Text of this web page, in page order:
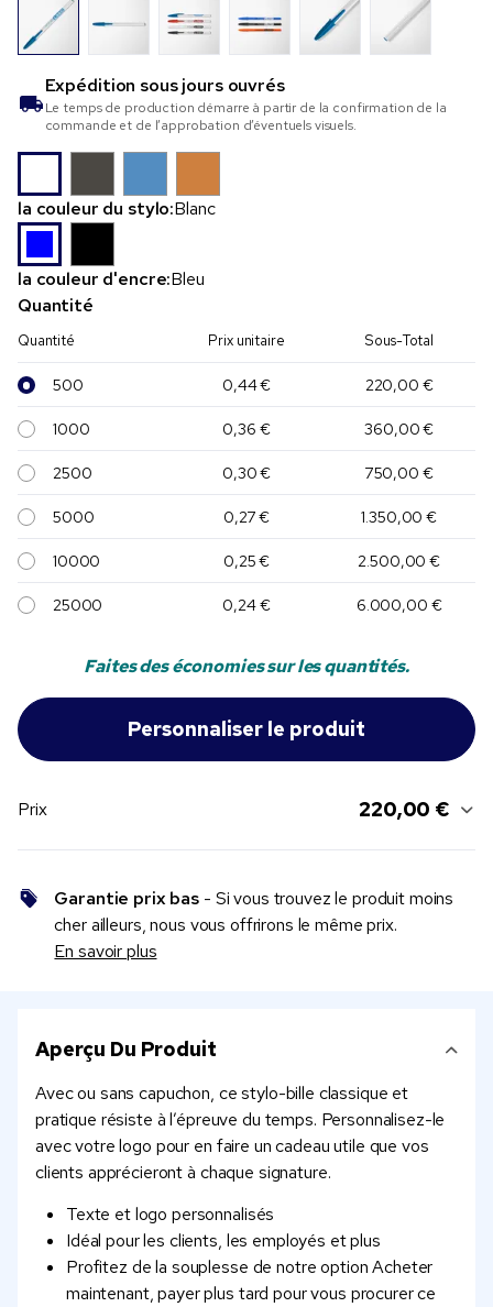
Expédition sousjours ouvrés
Le temps de production démarre à partir de la confirmation de la
commande et de l’approbation d’éventuels visuels.
la couleur du stylo:Blanc
la couleur d'encre:Bleu
Quantité
Quantité Prix unitaire Sous-Total
500 0,44 € 220,00 €
1000 0,36 € 360,00 €
2500 0,30 € 750,00 €
5000 0,27 € 1.350,00 €
10000 0,25 € 2.500,00 €
25000 0,24 € 6.000,00 €
Faites des économies sur les quantités.
Prix 220,00 €
Garantie prix bas - Si vous trouvez le produit moins
cher ailleurs, nous vous offrirons le même prix.
En savoir plus
Aperçu Du Produit
Avec ou sans capuchon, ce stylo-bille classique et
pratique résiste à l’épreuve du temps. Personnalisez-le
avec votre logo pour en faire un cadeau utile que vos
clients apprécieront à chaque signature.
Texte et logo personnalisés
Idéal pour les clients, les employés et plus
Profitez de la souplesse de notre option Acheter
maintenant, payer plus tard pour vous procurer ce